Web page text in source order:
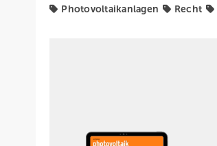
Photovoltaikanlagen Recht